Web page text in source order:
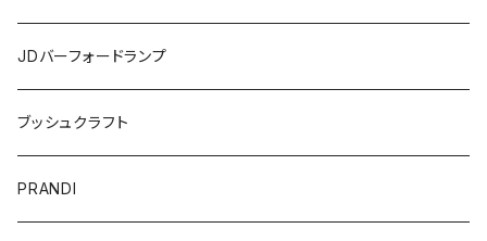
JDバーフォードランプ
ブッシュクラフト
PRANDI